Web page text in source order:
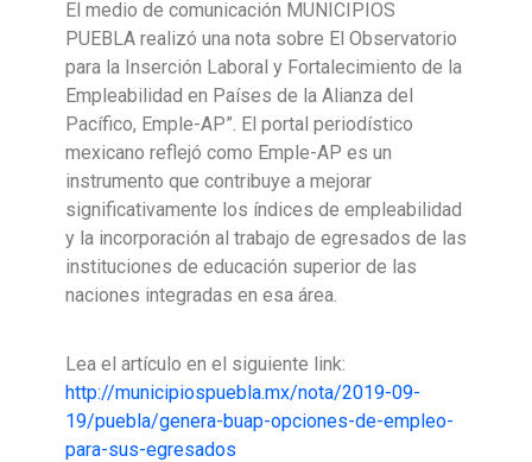
El medio de comunicación MUNICIPIOS
PUEBLA realizó una nota sobre El Observatorio
para la Inserción Laboral y Fortalecimiento de la
Empleabilidad en Países de la Alianza del
Pacífico, Emple-AP”. El portal periodístico
mexicano reflejó como Emple-AP es un
instrumento que contribuye a mejorar
significativamente los índices de empleabilidad
y la incorporación al trabajo de egresados de las
instituciones de educación superior de las
naciones integradas en esa área.
Lea el artículo en el siguiente link:
http://municipiospuebla.mx/nota/2019-09-
19/puebla/genera-buap-opciones-de-empleo-
para-sus-egresados